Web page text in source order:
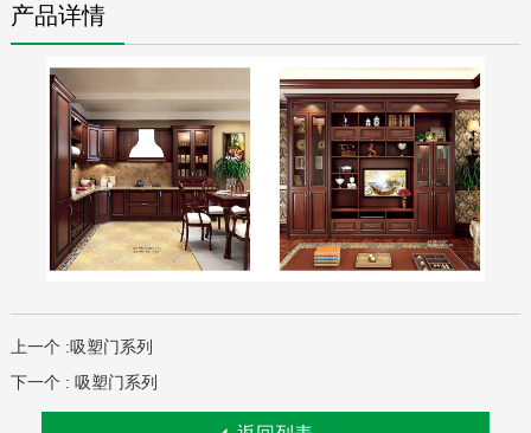
产品详情
上一个 :吸塑门系列
下一个 : 吸塑门系列